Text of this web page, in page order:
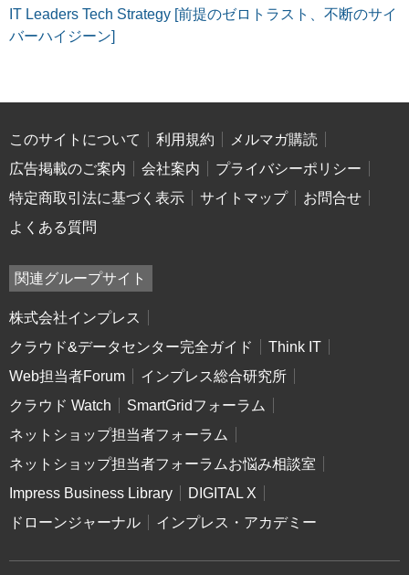
IT Leaders Tech Strategy [前提のゼロトラスト、不断のサイ
バーハイジーン]
このサイトについて 利用規約
メルマガ購読
広告掲載のご案内
会社案内
プライバシーポリシー
特定商取引法に基づく表示
サイトマップ
お問合せ
よくある質問
関連グループサイト
株式会社インプレス
クラウド&データセンター完全ガイド
Think IT
Web担当者Forum
インプレス総合研究所
クラウド Watch
SmartGridフォーラム
ネットショップ担当者フォーラム
ネットショップ担当者フォーラムお悩み相談室
Impress Business Library
DIGITAL X
ドローンジャーナル
インプレス・アカデミー